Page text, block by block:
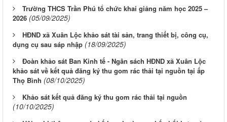
Trường THCS Trần Phú tổ chức khai giảng năm học 2025 –
2026 (05/09/2025)
HĐND xã Xuân Lộc khảo sát tài sản, trang thiết bị, công cụ,
dụng cụ sau sáp nhập (18/09/2025)
Đoàn khảo sát Ban Kinh tế - Ngân sách HĐND xã Xuân Lộc
khảo sát về kết quả đăng ký thu gom rác thải tại nguồn tại ấp
Thọ Bình (08/10/2025)
Khảo sát kết quả đăng ký thu gom rác thải tại nguồn
(10/10/2025)